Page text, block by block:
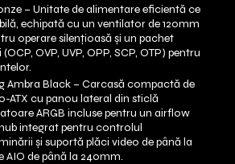
– Unitate de alimentare eficientă ce
echipată cu un ventilator de 120mm
operare silențioasă și un pachet
OVP, UVP, OPP, SCP, OTP) pentru
Ambra Black – Carcasă compactă de
ATX cu panou lateral din sticlă
ARGB incluse pentru un airflow
integrat pentru controlul
și suportă plăci video de până la
AIO de până la 240mm.